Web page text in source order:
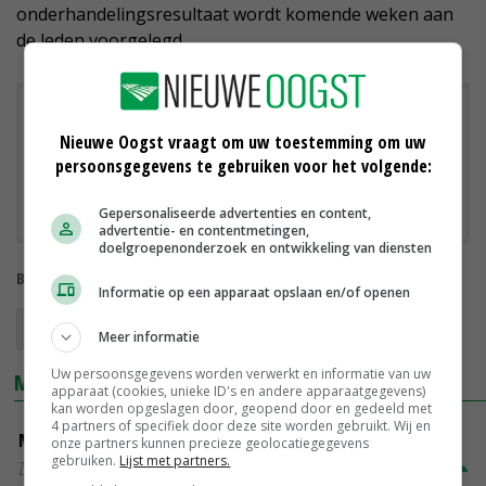
onderhandelingsresultaat wordt komende weken aan
de leden voorgelegd.
Onderhandelingsresultaat cao Groen Grond en
Bekijk meer over:
cao's loonwerk
MARKTPRIJZEN
Magere melkpoeder
Zuivel NL
Nieuwe Oogst vraagt om uw toestemming om uw
persoonsgegevens te gebruiken voor het volgende:
Gepersonaliseerde advertenties en content,
advertentie- en contentmetingen,
doelgroepenonderzoek en ontwikkeling van diensten
Informatie op een apparaat opslaan en/of openen
Meer informatie
Uw persoonsgegevens worden verwerkt en informatie van uw
apparaat (cookies, unieke ID's en andere apparaatgegevens)
kan worden opgeslagen door, geopend door en gedeeld met
4 partners of specifiek door deze site worden gebruikt. Wij en
onze partners kunnen precieze geolocatiegegevens
gebruiken. Lijst met partners.